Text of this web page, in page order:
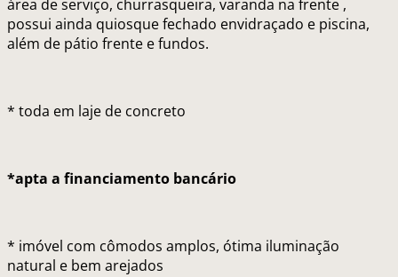
área de serviço, churrasqueira, varanda na frente ,
possui ainda quiosque fechado envidraçado e piscina,
além de pátio frente e fundos.
* toda em laje de concreto
*apta a financiamento bancário
* imóvel com cômodos amplos, ótima iluminação
natural e bem arejados